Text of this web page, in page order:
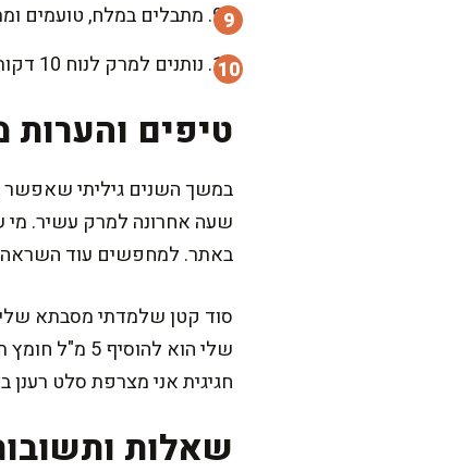
מתבלים במלח, טועמים
נותנים למרק לנוח 10 דקות לפני ההגשה. מי שאוהב סמיכות עדינה יכול למעוך כמה קוביות ירק לתוך הציר.
טיפים
שעה אחרונה למרק עשיר. מי
באתר. למחפשים עוד השראה
סוד קטן שלמדתי מסבתא שלי:
שלי הוא
חגיגית אני מצרפת סלט רענן
שאלות